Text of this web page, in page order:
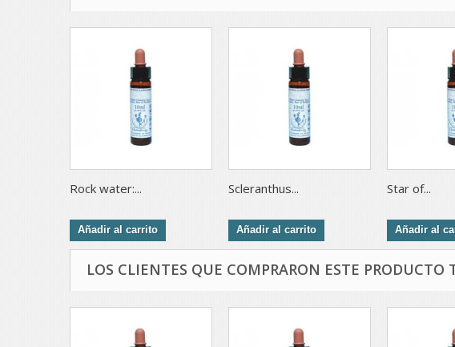
Rock water:...
Añadir al carrito
Scleranthus...
Añadir al carrito
Star of...
Añadir al
LOS CLIENTES QUE COMPRARON ESTE